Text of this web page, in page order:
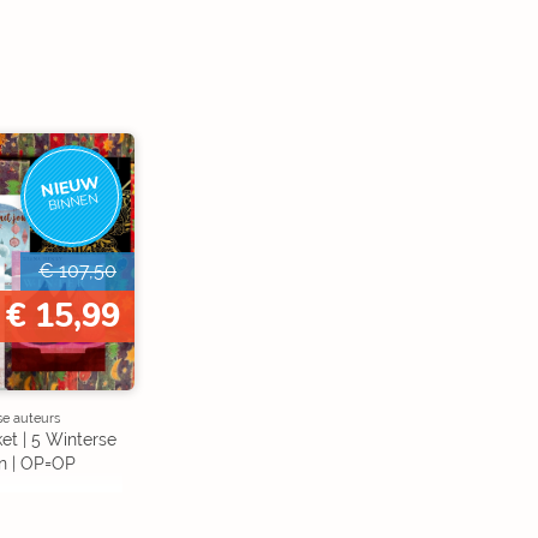
NIEUW
BINNEN
€ 107,50
€ 15,99
auteurs
| 5 Winterse
| OP=OP